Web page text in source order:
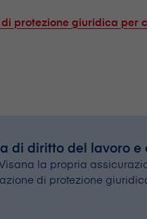
di protezione giuridica per
di diritto del lavoro e
la propria
di protezione